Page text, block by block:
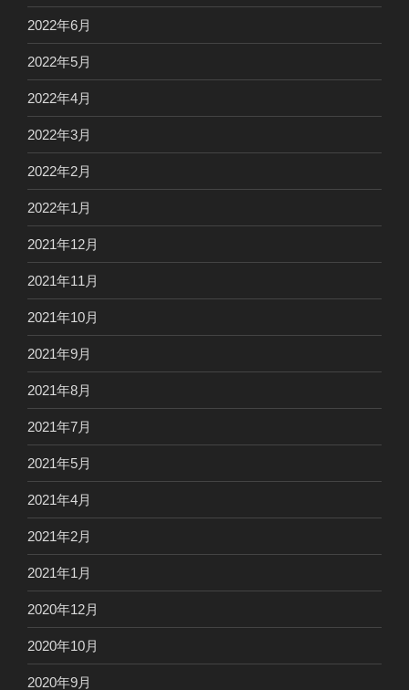
2022年6月
2022年5月
2022年4月
2022年3月
2022年2月
2022年1月
2021年12月
2021年11月
2021年10月
2021年9月
2021年8月
2021年7月
2021年5月
2021年4月
2021年2月
2021年1月
2020年12月
2020年10月
2020年9月